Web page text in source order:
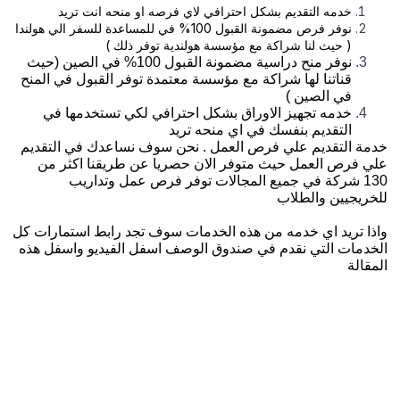
خدمه التقديم بشكل احترافي لاي فرصه او منحه انت تريد
نوفر فرص مضمونة القبول 100% في للمساعدة للسفر الي هولندا
( حيث لنا شراكة مع مؤسسة هولندية توفر ذلك )
نوفر منح دراسية مضمونة القبول 100% في الصين (حيث
قناتنا لها شراكة مع مؤسسة معتمدة توفر القبول في المنح
في الصين )
خدمه تجهيز الاوراق بشكل احترافي لكي تستخدمها في
التقديم بنفسك في اي منحه تريد
خدمة التقديم علي فرص العمل . نحن سوف نساعدك في التقديم
علي فرص العمل حيث متوفر الان حصريا عن طريقنا اكثر من
130 شركة في جميع المجالات توفر فرص عمل وتداريب
للخريجيين والطلاب
واذا تريد اي خدمه من هذه الخدمات سوف تجد رابط استمارات كل
الخدمات التي نقدم في صندوق الوصف اسفل الفيديو واسفل هذه
المقالة